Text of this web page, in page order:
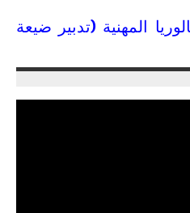
المهنية (تدبير ضيعة